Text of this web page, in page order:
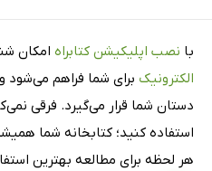
با نصب اپلیکیشن کتابراه امکان
الکترونیک برای شما فراهم می‌شود
دستان شما قرار می‌گیرد. فرقی
استفاده کنید؛ کتابخانه شما
هر لحظه برای مطالعه بهترین